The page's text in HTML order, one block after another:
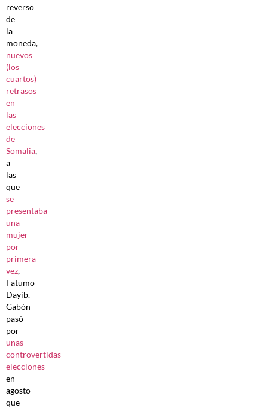
reverso
de
la
moneda,
nuevos
(los
cuartos)
retrasos
en
las
elecciones
de
Somalia,
a
las
que
se
presentaba
una
mujer
por
primera
vez,
Fatumo
Dayib.
Gabón
pasó
por
unas
controvertidas
elecciones
en
agosto
que